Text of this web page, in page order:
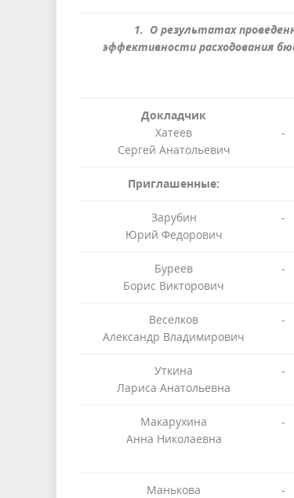
1. О результатах
эффективности расходования
Докладчик
Хатеев
Сергей Анатольевич
-
Приглашенные:
Зарубин
Юрий Федорович
-
Буреев
Борис Викторович
-
Веселков
Александр Владимирович
-
Уткина
Лариса Анатольевна
-
Макарухина
Анна Николаевна
-
Манькова
-